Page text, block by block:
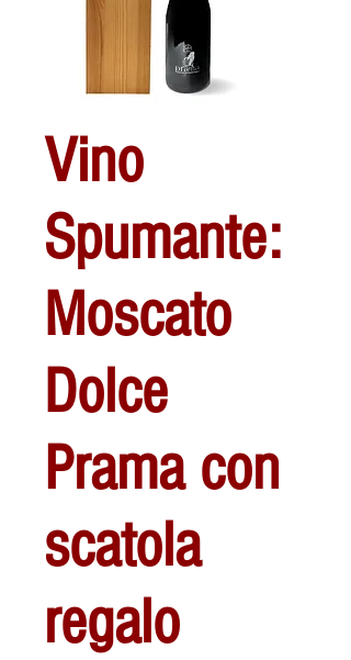
Vino
Spumante:
Moscato
Dolce
Prama con
scatola
regalo